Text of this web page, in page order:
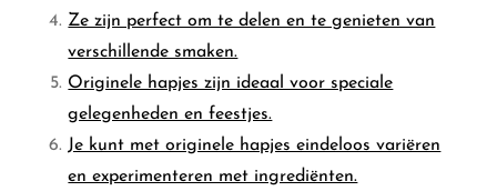
Ze zijn perfect om te delen en te genieten van
verschillende smaken.
Originele hapjes zijn ideaal voor speciale
gelegenheden en feestjes.
Je kunt met originele hapjes eindeloos variëren
en experimenteren met ingrediënten.